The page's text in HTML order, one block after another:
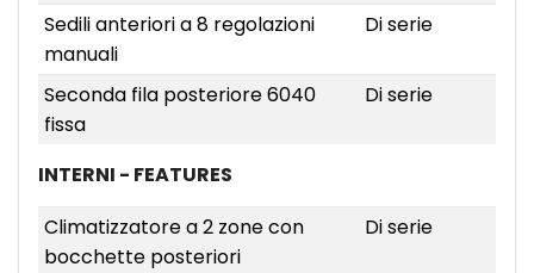
Sedili anteriori a 8 regolazioni
manuali
Di serie
Seconda fila posteriore 6040
fissa
Di serie
INTERNI - FEATURES
Climatizzatore a 2 zone con
bocchette posteriori
Di serie